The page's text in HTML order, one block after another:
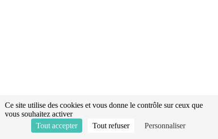
Ce site utilise des cookies et vous donne le contrôle sur ceux que
vous souhaitez activer
Tout accepter
Tout refuser Personnaliser